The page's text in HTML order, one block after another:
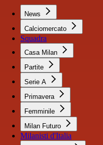
News
Calciomercato
Squadra
Casa Milan
Partite
Serie A
Primavera
Femminile
Milan Futuro
Milanisti d'Italia